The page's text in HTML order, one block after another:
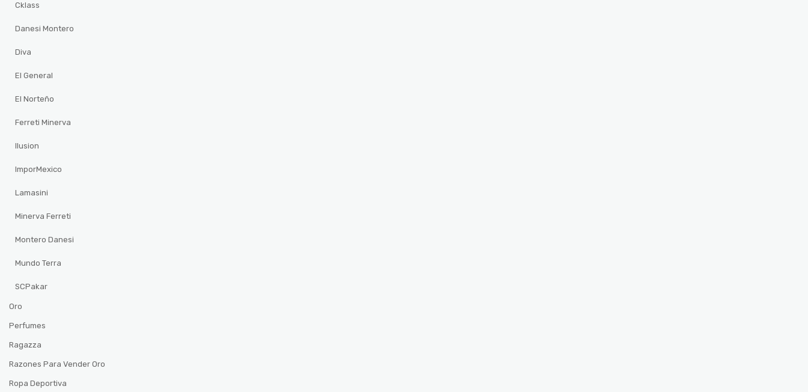
Cklass
Danesi Montero
Diva
El General
El Norteño
Ferreti Minerva
Ilusion
ImporMexico
Lamasini
Minerva Ferreti
Montero Danesi
Mundo Terra
SCPakar
Oro
Perfumes
Ragazza
Razones Para Vender Oro
Ropa Deportiva